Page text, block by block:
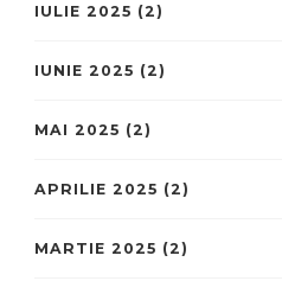
IULIE 2025 (2)
IUNIE 2025 (2)
MAI 2025 (2)
APRILIE 2025 (2)
MARTIE 2025 (2)